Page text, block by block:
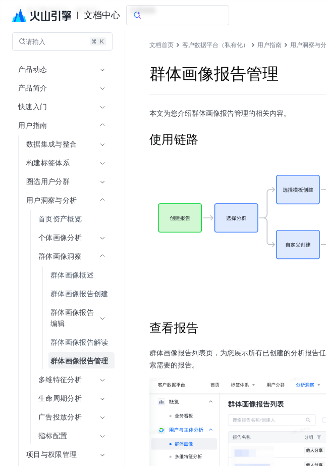
文档中心
客户数据平台（私有化） 文档指南
请输入
产品动态
产品简介
快速入门
用户指南
数据集成与整合
构建标签体系
圈选用户分群
用户洞察与分析
首页资产概览
个体画像分析
群体画像洞察
群体画像概述
群体画像报告创建
群体画像报告
编辑
群体画像报告解读
群体画像报告管理
多维特征分析
生命周期分析
广告投放分析
指标配置
项目与权限管理
文档首页 客户数据平台（私有化） 用户指南 用户洞察与
群体画像报告管理
本文为您介绍群体画像报告管理的相关内容。
使用链路
查看报告
群体画像报告列表页，为您展示所有已创建的分析报告
索需要的报告。